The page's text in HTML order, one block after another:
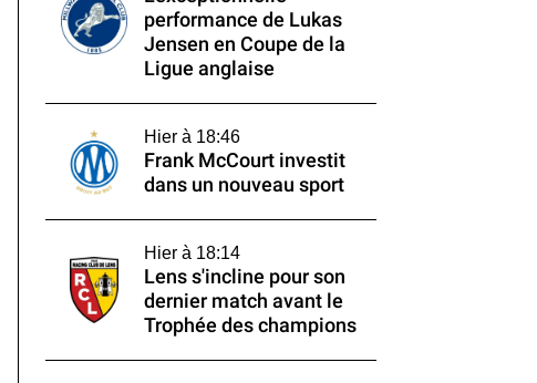
performance de Lukas
Jensen en Coupe de la
Ligue anglaise
Hier à 18:46
Frank McCourt investit
dans un nouveau sport
Hier à 18:14
Lens s'incline pour son
dernier match avant le
Trophée des champions